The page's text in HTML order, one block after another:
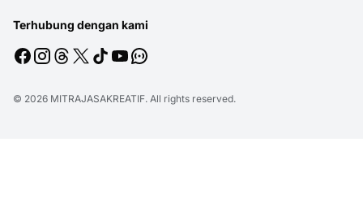
Terhubung dengan kami
© 2026 MITRAJASAKREATIF. All rights reserved.